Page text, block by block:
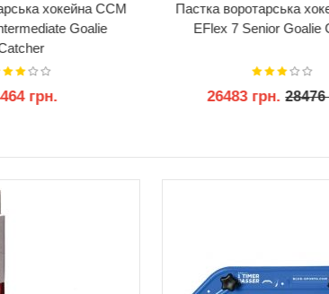
хокейна CCM
Goalie
грн.
Пастка воротарська
EFlex 7 Senior Goalie
26483 грн. 28476